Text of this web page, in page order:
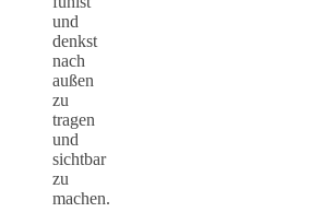
und
denkst
nach
außen
zu
tragen
und
sichtbar
zu
machen.